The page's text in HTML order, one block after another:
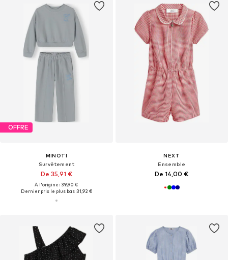
OFFRE
MINOTI
Survêtement
De 35,91 €
À l'origine : 39,90 €
Dernier prix le plus bas :31,92 €
NEXT
Ensemble
De 14,00 €